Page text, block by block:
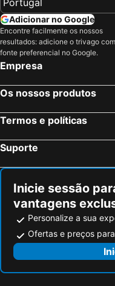
Adicionar no Google
Encontre facilmente os nossos
resultados: adicione o trivago
fonte preferencial no Google.
Empresa
Os nossos produtos
Termos e políticas
Suporte
Inicie sessão
vantagens
Personalize a sua
Ofertas e preços